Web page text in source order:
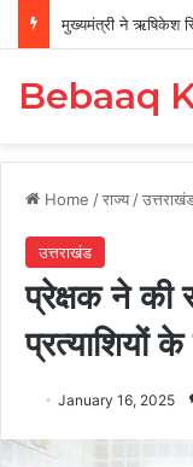
मुख्यमंत्री ने ऋषिकेश
Bebaaq
Home /राज्य /
उत्तराखंड
प्रेक्षक ने की
प्रत्याशियों
January 16, 2025